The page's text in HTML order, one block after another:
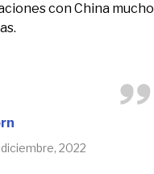
con China mucho
2022